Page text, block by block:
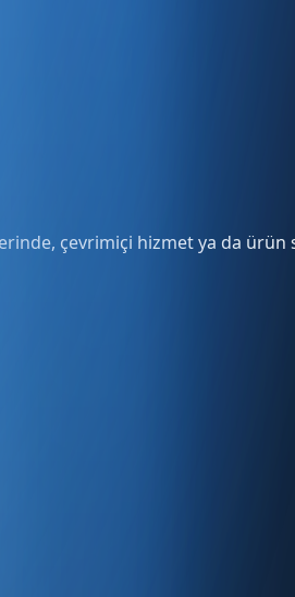
çevrimiçi hizmet ya da ürün